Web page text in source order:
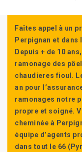
Faîtes appel à un
Perpignan et dans
Depuis + de 10
ramonage des
chaudieres fioul.
an pour
ramonages notre
propre et soigné.
cheminée à
équipe d’agents
dans tout le 66